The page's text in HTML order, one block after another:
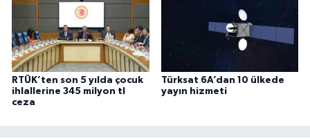
RTÜK’ten son 5 yılda çocuk
ihlallerine 345 milyon tl
ceza
Türksat 6A’dan 10 ülkede
yayın hizmeti